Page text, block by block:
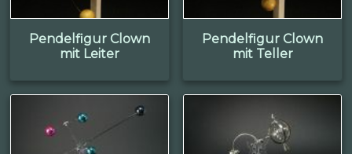
Pendelfigur Clown
mit Leiter
Pendelfigur Clown
mit Teller